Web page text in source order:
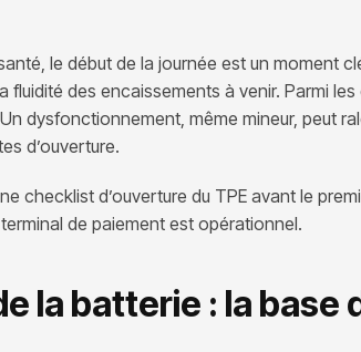
le début de la journée est un moment
des encaissements à venir. Parmi les
dysfonctionnement, même mineur, peut
d’ouverture.
checklist d’ouverture du TPE avant le
de paiement est opérationnel.
la batterie : la base